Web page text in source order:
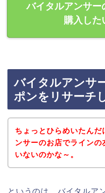
バイタルアンサー
購入した
バイタルアンサ
ポンをリサーチ
ちょっとひらめいたんだ
ンサーのお店でラインの
いないのかな～。
というのは、バイタルア